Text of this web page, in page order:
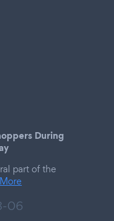
During
part of the
06